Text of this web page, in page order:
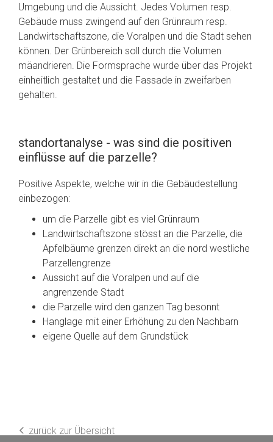
Umgebung und die Aussicht. Jedes Volumen resp.
Gebäude muss zwingend auf den Grünraum resp.
Landwirtschaftszone, die Voralpen und die Stadt sehen
können. Der Grünbereich soll durch die Volumen
mäandrieren. Die Formsprache wurde über das Projekt
einheitlich gestaltet und die Fassade in zweifarben
gehalten.
standortanalyse - was sind die positiven
einflüsse auf die parzelle?
Positive Aspekte, welche wir in die Gebäudestellung
einbezogen:
um die Parzelle gibt es viel Grünraum
Landwirtschaftszone stösst an die Parzelle, die
Apfelbäume grenzen direkt an die nord westliche
Parzellengrenze
Aussicht auf die Voralpen und auf die
angrenzende Stadt
die Parzelle wird den ganzen Tag besonnt
Hanglage mit einer Erhöhung zu den Nachbarn
eigene Quelle auf dem Grundstück
zurück zur Übersicht